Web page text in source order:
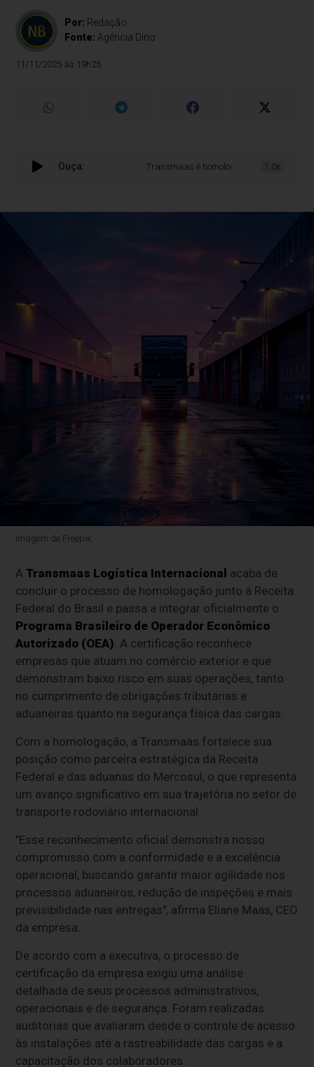
Por: Redação
Fonte: Agência Dino
11/11/2025 às 19h25
Ouça: Transmaas é homologada como Operador
1.0x
Imagem de Freepik
A Transmaas Logística Internacional acaba de
concluir o processo de homologação junto à Receita
Federal do Brasil e passa a integrar oficialmente o
Programa Brasileiro de Operador Econômico
Autorizado (OEA) . A certificação reconhece
empresas que atuam no comércio exterior e que
demonstram baixo risco em suas operações, tanto
no cumprimento de obrigações tributárias e
aduaneiras quanto na segurança física das cargas.
Com a homologação, a Transmaas fortalece sua
posição como parceira estratégica da Receita
Federal e das aduanas do Mercosul, o que representa
um avanço significativo em sua trajetória no setor de
transporte rodoviário internacional.
"Esse reconhecimento oficial demonstra nosso
compromisso com a conformidade e a excelência
operacional, buscando garantir maior agilidade nos
processos aduaneiros, redução de inspeções e mais
previsibilidade nas entregas", afirma Eliane Maas, CEO
da empresa.
De acordo com a executiva, o processo de
certificação da empresa exigiu uma análise
detalhada de seus processos administrativos,
operacionais e de segurança. Foram realizadas
auditorias que avaliaram desde o controle de acesso
às instalações até a rastreabilidade das cargas e a
capacitação dos colaboradores.